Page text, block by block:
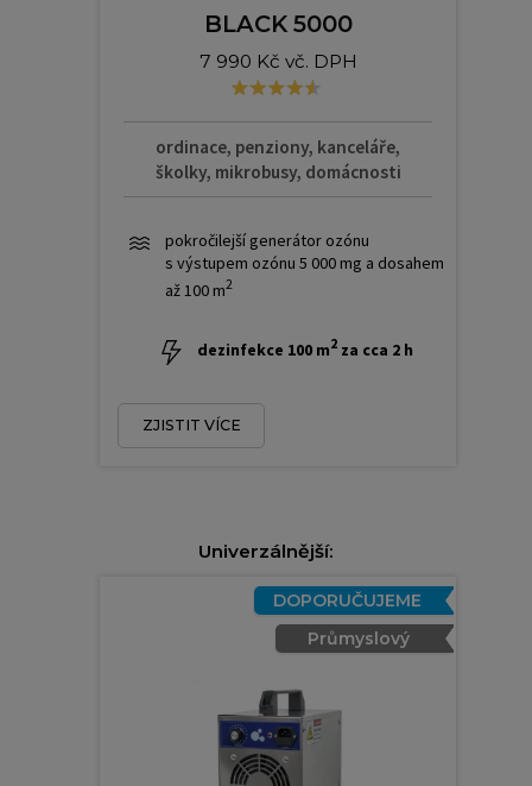
BLACK 5000
7 990 Kč vč. DPH
ordinace, penziony, kanceláře,
školky, mikrobusy, domácnosti
pokročilejší generátor ozónu
s výstupem ozónu 5 000 mg a dosahem
až 100 m2
dezinfekce 100 m2 za cca 2 h
ZJISTIT VÍCE
Univerzálnější:
DOPORUČUJEME
Průmyslový